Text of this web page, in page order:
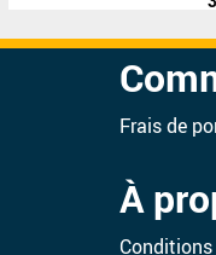
pétales en association
Frais de
À
Conditions